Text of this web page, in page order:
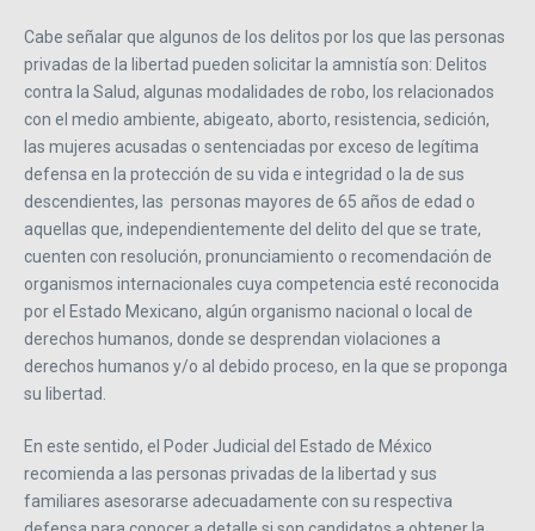
Cabe señalar que algunos de los delitos por los que las personas
privadas de la libertad pueden solicitar la amnistía son: Delitos
contra la Salud, algunas modalidades de robo, los relacionados
con el medio ambiente, abigeato, aborto, resistencia, sedición,
las mujeres acusadas o sentenciadas por exceso de legítima
defensa en la protección de su vida e integridad o la de sus
descendientes, las personas mayores de 65 años de edad o
aquellas que, independientemente del delito del que se trate,
cuenten con resolución, pronunciamiento o recomendación de
organismos internacionales cuya competencia esté reconocida
por el Estado Mexicano, algún organismo nacional o local de
derechos humanos, donde se desprendan violaciones a
derechos humanos y/o al debido proceso, en la que se proponga
su libertad.
En este sentido, el Poder Judicial del Estado de México
recomienda a las personas privadas de la libertad y sus
familiares asesorarse adecuadamente con su respectiva